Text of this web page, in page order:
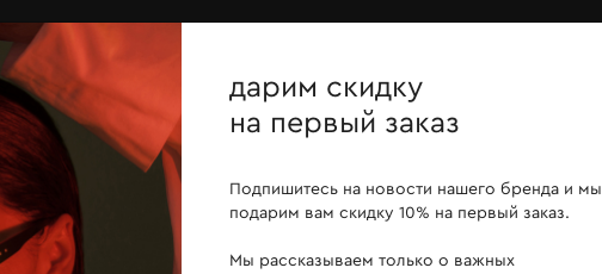
ОПЛАТА ПОСЛЕ ПРИМЕРКИ
линзы о компании
дарим скидку
на первый заказ
Подпишитесь на новости нашего бренда и мы
подарим вам скидку 10% на первый заказ.
Мы рассказываем только о важных